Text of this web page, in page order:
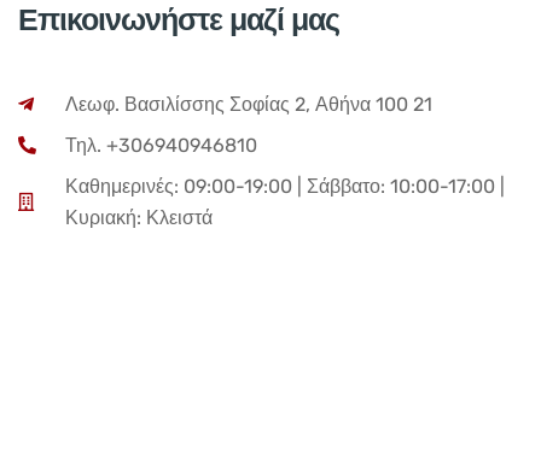
Επικοινωνήστε μαζί μας
Λεωφ. Βασιλίσσης Σοφίας 2, Αθήνα 100 21
Τηλ. +306940946810
Καθημερινές: 09:00-19:00 | Σάββατο: 10:00-17:00 |
Κυριακή: Κλειστά